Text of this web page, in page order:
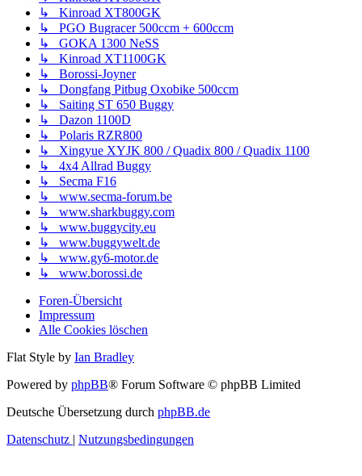
↳ Kinroad XT800GK
↳ PGO Bugracer 500ccm + 600ccm
↳ GOKA 1300 NeSS
↳ Kinroad XT1100GK
↳ Borossi-Joyner
↳ Dongfang Pitbug Oxobike 500ccm
↳ Saiting ST 650 Buggy
↳ Dazon 1100D
↳ Polaris RZR800
↳ Xingyue XYJK 800 / Quadix 800 / Quadix 1100
↳ 4x4 Allrad Buggy
↳ Secma F16
↳ www.secma-forum.be
↳ www.sharkbuggy.com
↳ www.buggycity.eu
↳ www.buggywelt.de
↳ www.gy6-motor.de
↳ www.borossi.de
Foren-Übersicht
Impressum
Alle Cookies löschen
Flat Style by Ian Bradley
Powered by phpBB® Forum Software © phpBB Limited
Deutsche Übersetzung durch phpBB.de
Datenschutz | Nutzungsbedingungen